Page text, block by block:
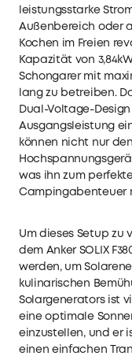
leistungsstarke
Außenbereich oder
Kochen im Freien
Kapazität von
Schongarer mit
lang zu betreiben.
Dual-Voltage-
Ausgangsleistung
können nicht nur
was ihn zum
Campingabenteuer
Um dieses Setup zu
dem Anker SOLIX
werden, um
kulinarischen
Solargenerators ist
eine optimale
einzustellen, und er
einen einfachen